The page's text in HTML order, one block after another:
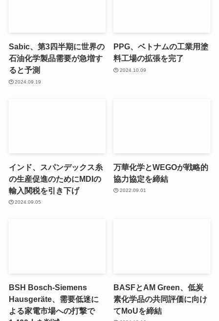
Sabic、第3四半期に世界の
石油化学製品需要が急増す
ると予測
2024.09.19
PPG、ベトナムの工業用塗
料工場の拡張を完了
2024.10.09
インド、スパンデックス糸
の生産促進のためにMDIの
輸入関税を引き下げ
2024.09.05
万華化学とWEGOが戦略的
協力協定を締結
2022.09.01
BSH Bosch-Siemens
Hausgeräte、需要低迷に
よる家電市場への打撃で
BASFとAM Green、低炭
素化学品の共同評価に向け
てMoUを締結